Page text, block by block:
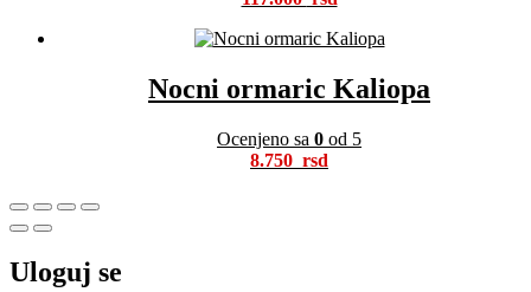
Nocni ormaric Kaliopa
Ocenjeno sa 0 od 5
8.750
Uloguj se